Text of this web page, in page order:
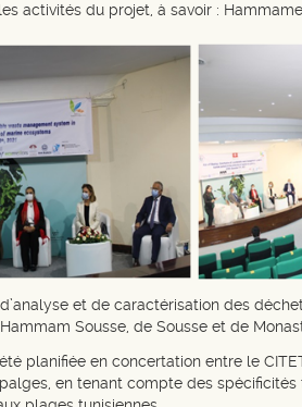
activités du projet, à savoir :
et de caractérisation des
Sousse, de Sousse et de
planifiée en concertation entre le
en tenant compte des